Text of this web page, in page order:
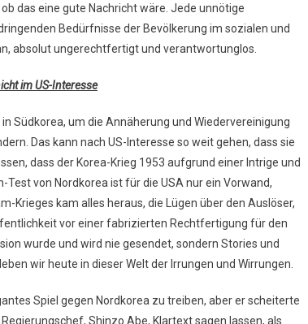
das eine gute Nachricht wäre. Jede unnötige
Bedürfnisse der Bevölkerung im sozialen und
absolut ungerechtfertigt und verantwortunglos.
im US-Interesse
Südkorea, um die Annäherung und Wiedervereinigung
Das kann nach US-Interesse so weit gehen, dass sie
dass der Korea-Krieg 1953 aufgrund einer Intrige und
von Nordkorea ist für die USA nur ein Vorwand,
Krieges kam alles heraus, die Lügen über den Auslöser,
vor einer fabrizierten Rechtfertigung für den
wurde und wird nie gesendet, sondern Stories und
wir heute in dieser Welt der Irrungen und Wirrungen.
Spiel gegen Nordkorea zu treiben, aber er scheiterte
Shinzo Abe, Klartext sagen lassen, als